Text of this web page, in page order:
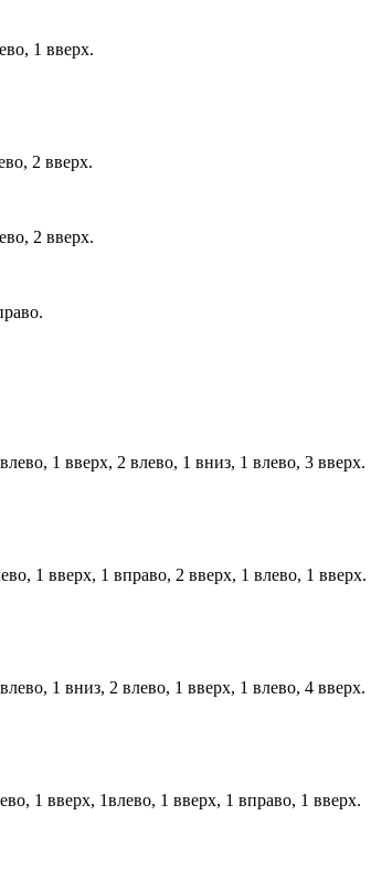
1 вверх.
2 вверх.
2 вверх.
1 вверх, 2 влево, 1 вниз, 1 влево, 3 вверх.
1 вверх, 1 вправо, 2 вверх, 1 влево, 1 вверх.
1 вниз, 2 влево, 1 вверх, 1 влево, 4 вверх.
1 вверх, 1влево, 1 вверх, 1 вправо, 1 вверх.